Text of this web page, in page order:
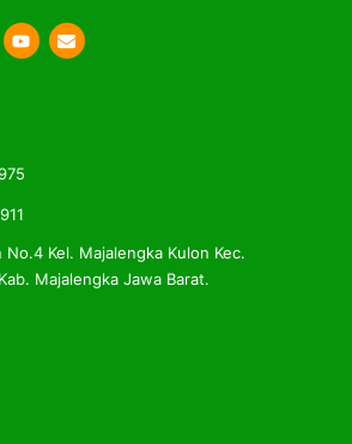
Icon
Kel. Majalengka Kulon Kec.
Majalengka Jawa Barat.